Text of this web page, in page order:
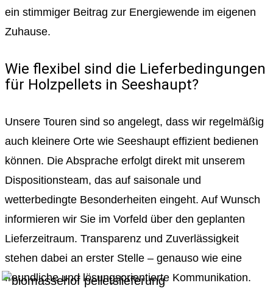
ein stimmiger Beitrag zur Energiewende im eigenen
Zuhause.
Wie flexibel sind die Lieferbedingungen
für Holzpellets in Seeshaupt?
Unsere Touren sind so angelegt, dass wir regelmäßig
auch kleinere Orte wie Seeshaupt effizient bedienen
können. Die Absprache erfolgt direkt mit unserem
Dispositionsteam, das auf saisonale und
wetterbedingte Besonderheiten eingeht. Auf Wunsch
informieren wir Sie im Vorfeld über den geplanten
Lieferzeitraum. Transparenz und Zuverlässigkeit
stehen dabei an erster Stelle – genauso wie eine
freundliche und lösungsorientierte Kommunikation.